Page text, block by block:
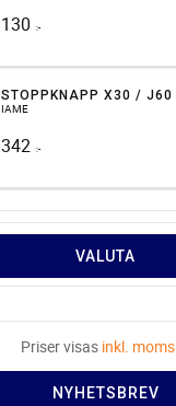
130 :-
STOPPKNAPP X30 / J60
IAME
342 :-
VALUTA
Priser visas inkl. moms
NYHETSBREV